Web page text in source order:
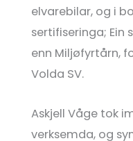
elvarebilar, og i
sertifiseringa; Ein
enn Miljøfyrtårn,
Volda SV.
Askjell Våge tok
verksemda, og